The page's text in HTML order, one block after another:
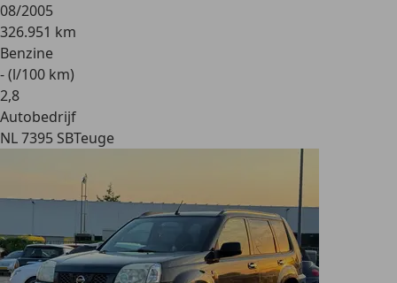
08/2005
326.951 km
Benzine
- (l/100 km)
2,8
Autobedrijf
NL 7395 SBTeuge